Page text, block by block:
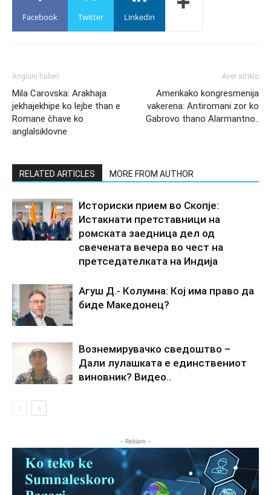
Facebook Twitter Linkedin
Angluni haberi
Mila Carovska: Arakhaja
jekhajekhipe ko lejbe than e
Romane čhave ko
anglalsiklovne
Aver artiklo
Amerikako kongresmenija
vakerena: Antiromani zor ko
Gabrovo thano Alarmantno..
RELATED ARTICLES MORE FROM AUTHOR
Историски прием во Скопје:
Истакнати претставници на
ромската заедница дел од
свечената вечера во чест на
претседателката на Индија
Агуш Д.- Колумна: Кој има право да
биде Македонец?
Вознемирувачко сведоштво –
Дали лулашката е единствениот
виновник? Видео..
- Reklam -